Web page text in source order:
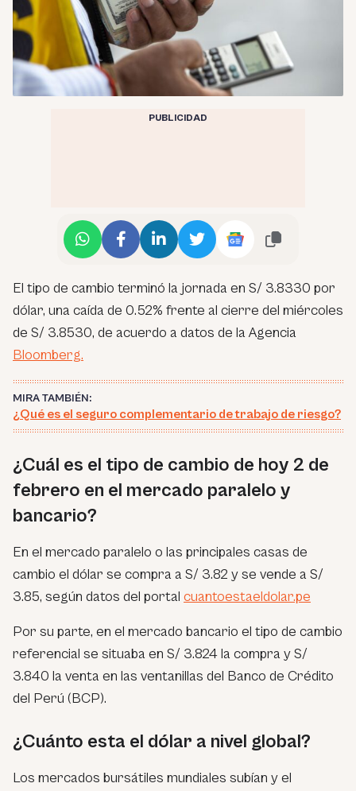
PUBLICIDAD
El tipo de cambio terminó la jornada en S/ 3.8330 por
dólar, una caída de 0.52% frente al cierre del miércoles
de S/ 3.8530, de acuerdo a datos de la Agencia
Bloomberg.
MIRA TAMBIÉN:
¿Qué es el seguro complementario de trabajo de riesgo?
¿Cuál es el tipo de cambio de hoy 2 de
febrero en el mercado paralelo y
bancario?
En el mercado paralelo o las principales casas de
cambio el dólar se compra a S/ 3.82 y se vende a S/
3.85, según datos del portal cuantoestaeldolar.pe
Por su parte, en el mercado bancario el tipo de cambio
referencial se situaba en S/ 3.824 la compra y S/
3.840 la venta en las ventanillas del Banco de Crédito
del Perú (BCP).
¿Cuánto esta el dólar a nivel global?
Los mercados bursátiles mundiales subían y el